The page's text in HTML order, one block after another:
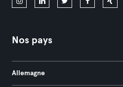
Nos pays
Allemagne